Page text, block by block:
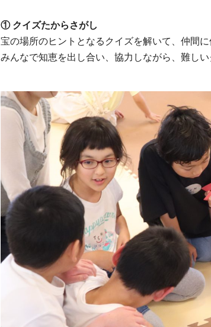
① クイズたからさがし
宝の場所のヒントとなるクイズを解いて、仲間に
みんなで知恵を出し合い、協力しながら、難し